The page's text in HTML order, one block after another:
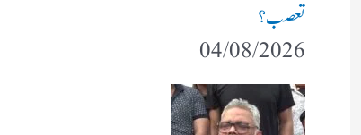
تعصب؟
04/08/2026